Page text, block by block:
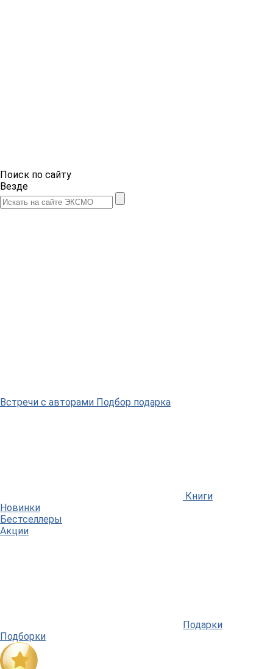
Поиск по сайту
Везде
Встречи с авторами Подбор подарка
Книги
Новинки
Бестселлеры
Акции
Подарки
Подборки